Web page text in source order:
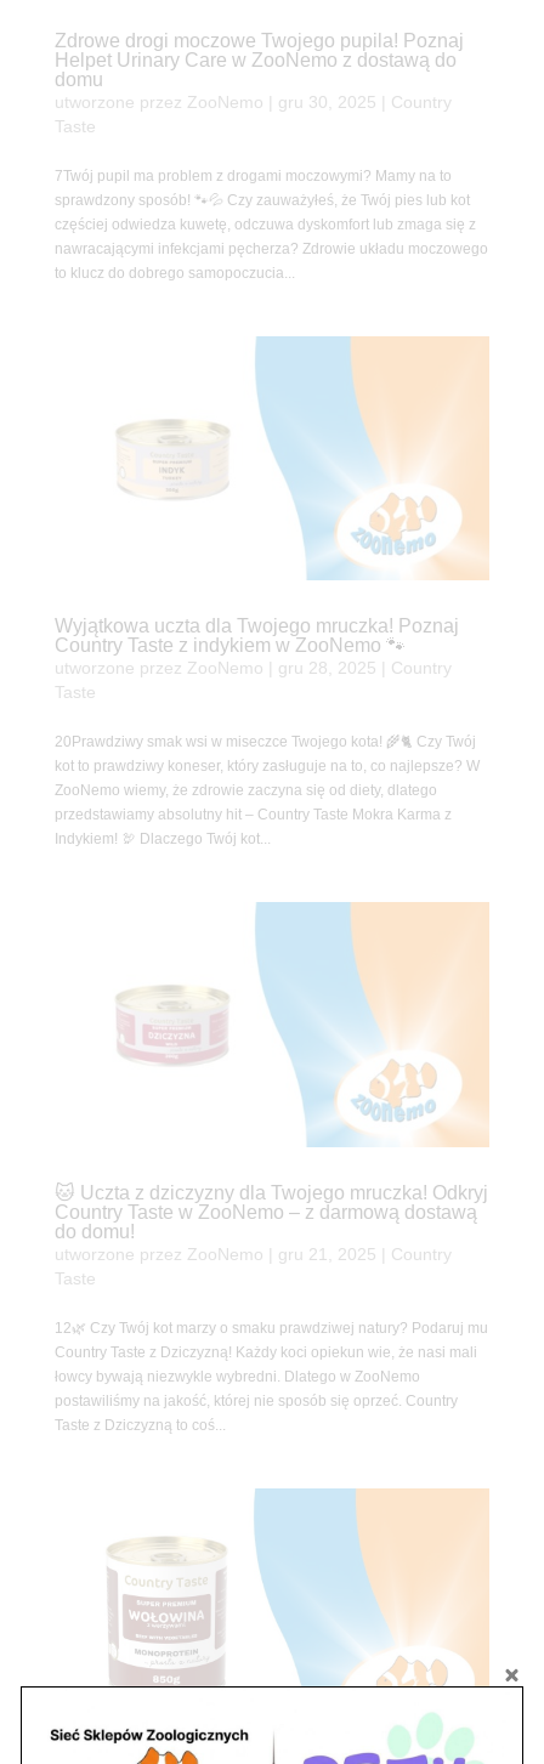
Zdrowe drogi moczowe Twojego pupila! Poznaj
Helpet Urinary Care w ZooNemo z dostawą do
domu
utworzone przez ZooNemo gru 30, 2025
Country
Taste
7Twój pupil ma problem z drogami moczowymi? Mamy na to
sprawdzony sposób! 🐾💦 Czy zauważyłeś, że Twój pies lub kot
częściej odwiedza kuwetę, odczuwa dyskomfort lub zmaga się z
nawracającymi infekcjami pęcherza? Zdrowie układu moczowego
to klucz do dobrego samopoczucia...
Wyjątkowa uczta dla Twojego mruczka! Poznaj
Country Taste z indykiem w ZooNemo 🐾
utworzone przez ZooNemo gru 28, 2025
Country
Taste
20Prawdziwy smak wsi w miseczce Twojego kota! 🌾🐈 Czy Twój
kot to prawdziwy koneser, który zasługuje na to, co najlepsze? W
ZooNemo wiemy, że zdrowie zaczyna się od diety, dlatego
przedstawiamy absolutny hit – Country Taste Mokra Karma z
Indykiem! 🦃 Dlaczego Twój kot...
🐱 Uczta z dziczyzny dla Twojego mruczka! Odkryj
Country Taste w ZooNemo – z darmową dostawą
do domu!
utworzone przez ZooNemo gru 21, 2025
Country
Taste
12🌿 Czy Twój kot marzy o smaku prawdziwej natury? Podaruj mu
Country Taste z Dziczyzną! Każdy koci opiekun wie, że nasi mali
łowcy bywają niezwykle wybredni. Dlatego w ZooNemo
postawiliśmy na jakość, której nie sposób się oprzeć. Country
Taste z Dziczyzną to coś...